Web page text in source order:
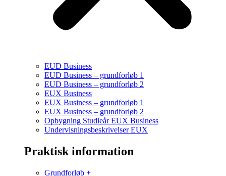
EUD Business
EUD Business – grundforløb 1
EUD Business – grundforløb 2
EUX Business
EUX Business – grundforløb 1
EUX Business – grundforløb 2
Opbygning Studieår EUX Business
Undervisningsbeskrivelser EUX
Praktisk information
Grundforløb +